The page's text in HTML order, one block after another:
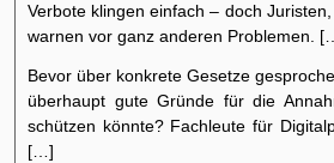
Verbote klingen einfach – doch
warnen vor ganz anderen Problemen.
Bevor über konkrete Gesetze
überhaupt gute Gründe für die
schützen könnte? Fachleute für
[…]